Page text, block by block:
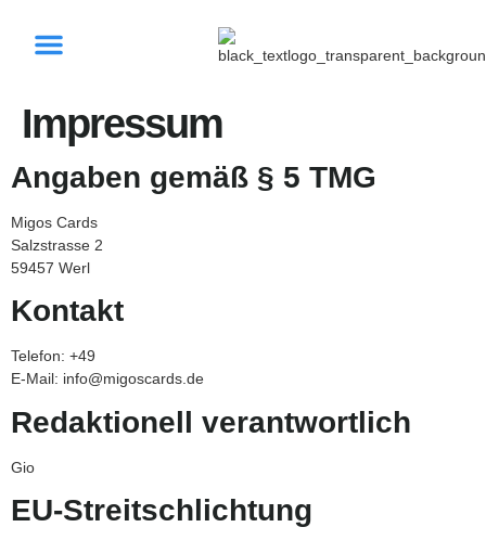
Impressum
Angaben gemäß § 5 TMG
Migos Cards
Salzstrasse 2
59457 Werl
Kontakt
Telefon: +49
E-Mail: info@migoscards.de
Redaktionell verantwortlich
Gio
EU-Streitschlichtung